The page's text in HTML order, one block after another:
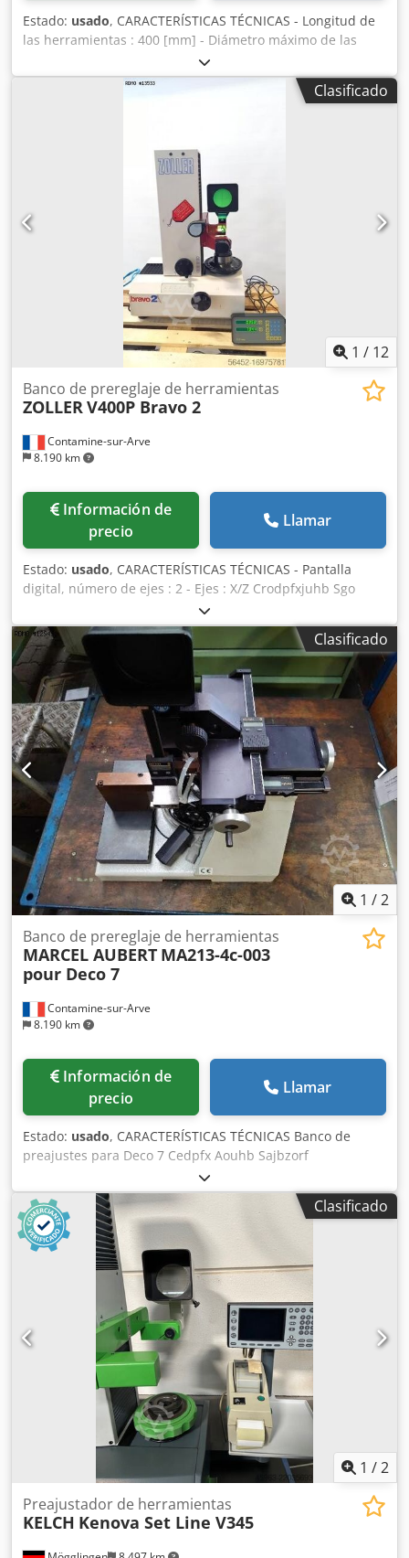
Estado: usado, CARACTERÍSTICAS TÉCNICAS - Longitud de
las herramientas : 400 [mm] - Diámetro máximo de las
herramientas : 400 [mm] - Tensión de alimentación : 230
[V] - Eje cónico ISO 50 Cedpfx Abouhb Stezsrf
Clasificado
1 / 12
Contamine-sur-Arve
8.190 km
Banco de prereglaje de herramientas
ZOLLER V400P Bravo 2
Información de
precio
Llamar
Estado: usado, CARACTERÍSTICAS TÉCNICAS - Pantalla
digital, número de ejes : 2 - Ejes : X/Z Crodpfxjuhb Sgo
Abzef - Orientación del portaherramientas : 360 [°] - Peso
de la máquina : 90 [Kg] - Dimensiones de la máquina : 800
x 650 x 1000 [mm] - Proyector: 20 [x] - Portaherramientas :
ISO 70 - Alimentación : 230 [V] - Neumática : 4 - 6 [bar] -
Frecuencia : 50 / 60 [Hz] - Tolerancia : -10 - +6 [%]
Clasificado
1 /2
Contamine-sur-Arve
8.190 km
Banco de prereglaje de herramientas
MARCEL AUBERT MA213-4c-003
pour Deco 7
Información de
precio
Llamar
Estado: usado, CARACTERÍSTICAS TÉCNICAS Banco de
preajustes para Deco 7 Cedpfx Aouhb Sajbzorf
Clasificado
1 /2
Preajustador de herramientas
KELCH Kenova Set Line V345